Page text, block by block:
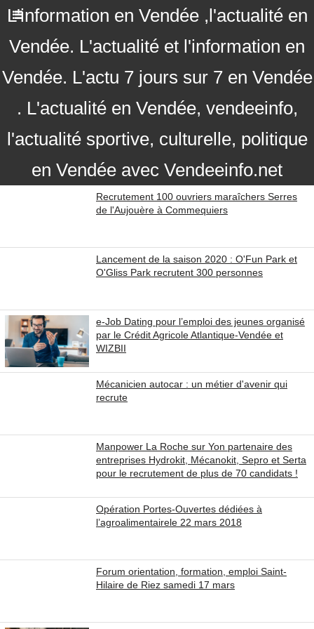
L'information en Vendée ,l'actualité en
Vendée. L'actualité et l'information en
Vendée. L'actu 7 jours sur 7 en Vendée
. L'actualité en Vendée, vendeeinfo,
l'actualité sportive, culturelle, politique
en Vendée avec Vendeeinfo.net
Recrutement 100 ouvriers maraîchers Serres
de l'Aujouère à Commequiers
Lancement de la saison 2020 : O'Fun Park et
O'Gliss Park recrutent 300 personnes
e-Job Dating pour l’emploi des jeunes organisé
par le Crédit Agricole Atlantique-Vendée et
WIZBII
Mécanicien autocar : un métier d'avenir qui
recrute
Manpower La Roche sur Yon partenaire des
entreprises Hydrokit, Mécanokit, Sepro et Serta
pour le recrutement de plus de 70 candidats !
Opération Portes-Ouvertes dédiées à
l’agroalimentairele 22 mars 2018
Forum orientation, formation, emploi Saint-
Hilaire de Riez samedi 17 mars